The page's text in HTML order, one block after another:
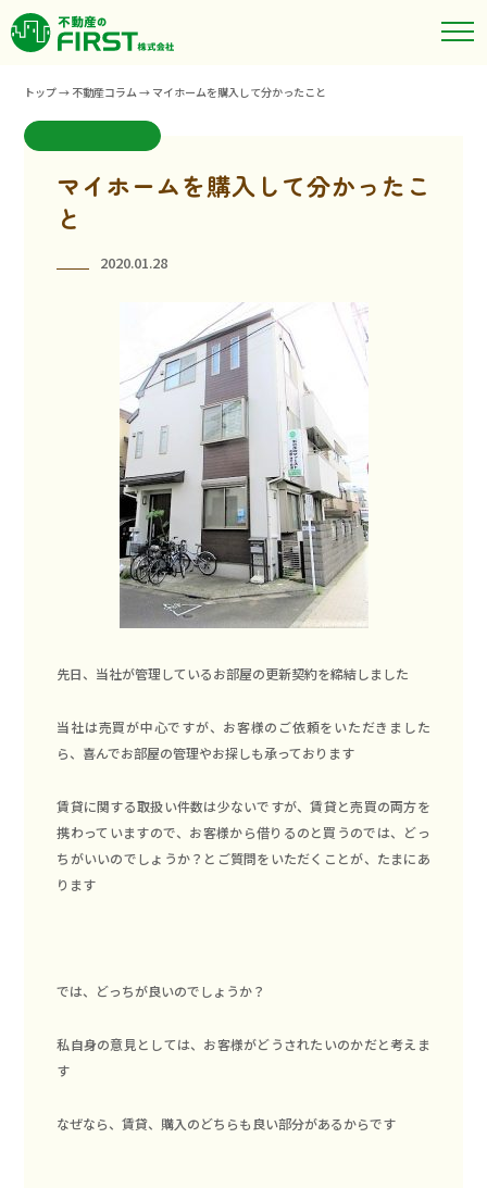
トップ→ 不動産コラム→ マイホームを購入して分かったこと
マイホームを購入して分かったこ
と
2020.01.28
先日、当社が管理しているお部屋の更新契約を締結しました
当社は売買が中心ですが、お客様のご依頼をいただきました
ら、喜んでお部屋の管理やお探しも承っております
賃貸に関する取扱い件数は少ないですが、賃貸と売買の両方を
携わっていますので、お客様から借りるのと買うのでは、どっ
ちがいいのでしょうか？とご質問をいただくことが、たまにあ
ります
では、どっちが良いのでしょうか？
私自身の意見としては、お客様がどうされたいのかだと考えま
す
なぜなら、賃貸、購入のどちらも良い部分があるからです